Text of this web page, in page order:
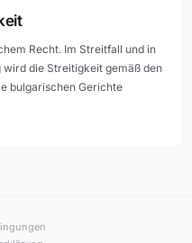
Recht. Im Streitfall und in
wird die Streitigkeit gemäß den
bulgarischen Gerichte